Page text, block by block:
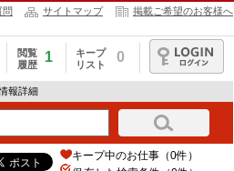
問 サイトマップ 掲載ご希望のお客様へ
閲覧
履歴
1
キープ
リスト
0
ログイン
報詳細
キープ中のお仕事（0件）